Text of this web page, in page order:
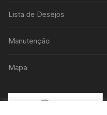
Lista de Desejos
Manutenção
Mapa